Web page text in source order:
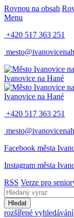
Rovnou na obsah
Menu
+420 517 363 251
Ivanovice na Hané
Ivanovice na Hané
+420 517 363 251
Facebook města
Instagram města
RSS Verze pro
Hledat
rozšířené vyhledávání